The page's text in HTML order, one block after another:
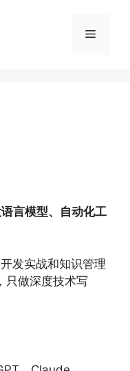
Menu
言模型、自动化工
发实战和知识管理
只做深度技术写